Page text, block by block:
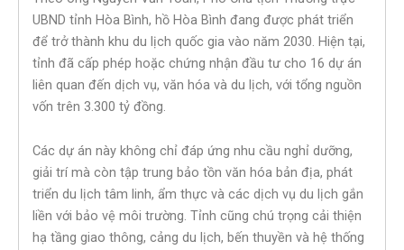
UBND tỉnh Hòa Bình, hồ Hòa Bình đang được phát triển
để trở thành khu du lịch quốc gia vào năm 2030. Hiện tại,
tỉnh đã cấp phép hoặc chứng nhận đầu tư cho 16 dự án
liên quan đến dịch vụ, văn hóa và du lịch, với tổng nguồn
vốn trên 3.300 tỷ đồng.
Các dự án này không chỉ đáp ứng nhu cầu nghỉ dưỡng,
giải trí mà còn tập trung bảo tồn văn hóa bản địa, phát
triển du lịch tâm linh, ẩm thực và các dịch vụ du lịch gắn
liền với bảo vệ môi trường. Tỉnh cũng chú trọng cải thiện
hạ tầng giao thông, cảng du lịch, bến thuyền và hệ thống